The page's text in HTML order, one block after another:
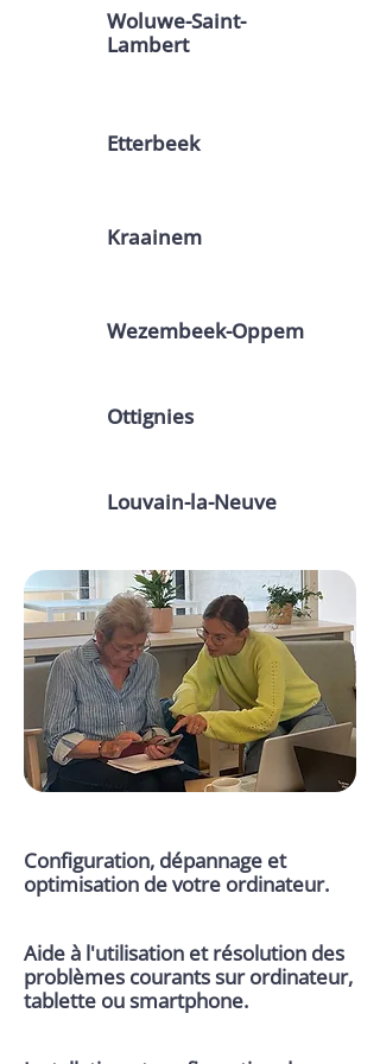
Woluwe-Saint-
Lambert
Etterbeek
Kraainem
Wezembeek-Oppem
Ottignies
Louvain-la-Neuve
Configuration, dépannage et
optimisation de votre ordinateur.
Aide à l'utilisation et résolution des
problèmes courants sur ordinateur,
tablette ou smartphone.